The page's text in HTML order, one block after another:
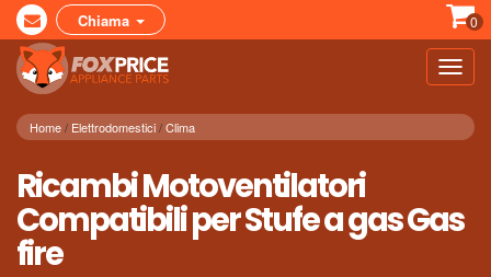
Chiama 0
Home Elettrodomestici Clima
Ricambi Motoventilatori
Compatibili per Stufe a gas Gas
fire